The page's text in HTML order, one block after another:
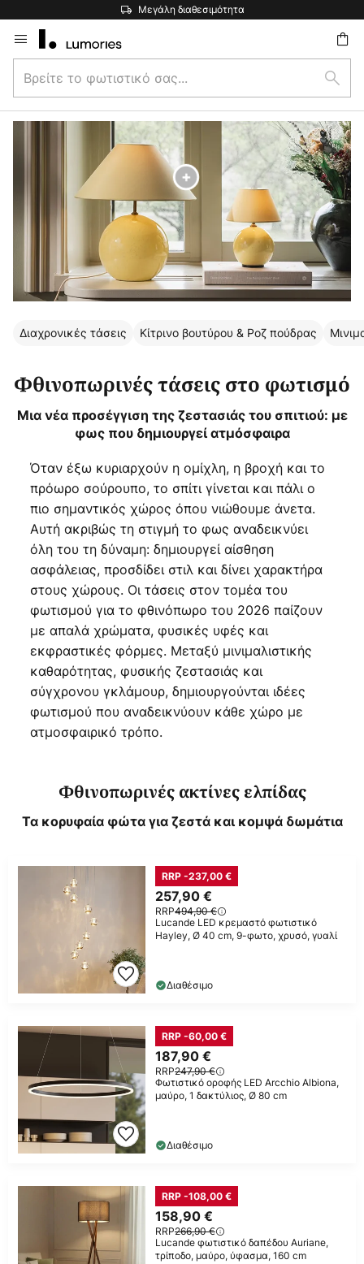
Η μεγαλύτερη επιλογή εμπορικών σημάτων στην Ευρώπη
Μετάβαση
στο
περιεχόμενο
το
φωτιστικό
Διαχρονικές τάσεις Κίτρινο βουτύρου & Ροζ πούδρας
Φθινοπωρινές τάσεις στο φωτισμό
Μια νέα προσέγγιση της ζεστασιάς του σπιτιού: με
φως που δημιουργεί ατμόσφαιρα
Όταν έξω κυριαρχούν η ομίχλη, η βροχή και το
πρόωρο σούρουπο, το σπίτι γίνεται και πάλι ο
πιο σημαντικός χώρος όπου νιώθουμε άνετα.
Αυτή ακριβώς τη στιγμή το φως αναδεικνύει
όλη του τη δύναμη: δημιουργεί αίσθηση
ασφάλειας, προσδίδει στιλ και δίνει χαρακτήρα
στους χώρους. Οι τάσεις στον τομέα του
φωτισμού για το φθινόπωρο του 2026 παίζουν
με απαλά χρώματα, φυσικές υφές και
εκφραστικές φόρμες. Μεταξύ μινιμαλιστικής
καθαρότητας, φυσικής ζεστασιάς και
σύγχρονου γκλάμουρ, δημιουργούνται ιδέες
φωτισμού που αναδεικνύουν κάθε χώρο με
ατμοσφαιρικό τρόπο.
Φθινοπωρινές ακτίνες ελπίδας
Τα κορυφαία φώτα για ζεστά και κομψά δωμάτια
257,90 €
RRP494,90 €
RRP -237,00 €
Lucande LED κρεμαστό φωτιστικό
Hayley, Ø 40 cm, 9-φωτο, χρυσό, γυαλί
Διαθέσιμο
187,90 €
RRP247,90 €
RRP -60,00 €
Φωτιστικό οροφής LED Arcchio Albiona,
μαύρο, 1 δακτύλιος, Ø 80 cm
Διαθέσιμο
158,90 €
RRP266,90 €
RRP -108,00 €
Lucande φωτιστικό δαπέδου Auriane,
τρίποδο, μαύρο, ύφασμα, 160 cm